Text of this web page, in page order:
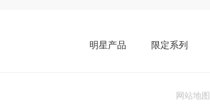
明星产品 限定系列
网站地图